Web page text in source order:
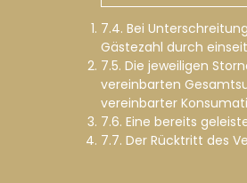
7.4. Bei
Gästezahl durch
7.5. Die jeweiligen
vereinbarten
vereinbarter
7.6. Eine bereits
7.7. Der Rücktritt des